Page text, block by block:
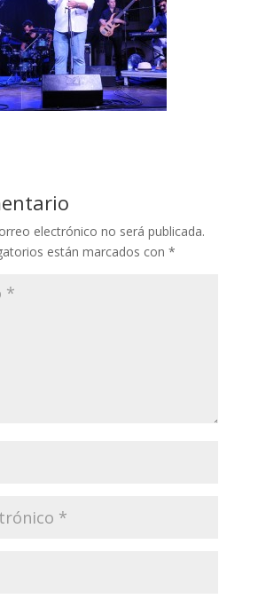
electrónico no será publicada.
están marcados con *